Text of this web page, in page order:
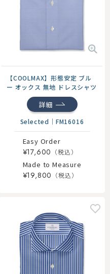
【COOLMAX】形態安定 ブル
ー オックス 無地 ドレスシャツ
詳細
Selected FM16016
Easy Order
¥17,600
Made to Measure
¥19,800